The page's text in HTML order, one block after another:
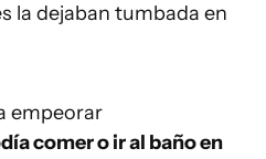
la dejaban tumbada en
empeorar
comer o ir al baño en